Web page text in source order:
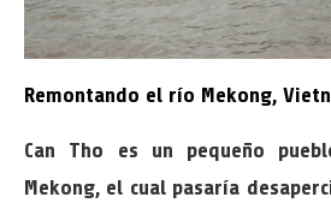
Remontando el río Mekong,
Can Tho es un pequeño
Mekong, el cual pasaría